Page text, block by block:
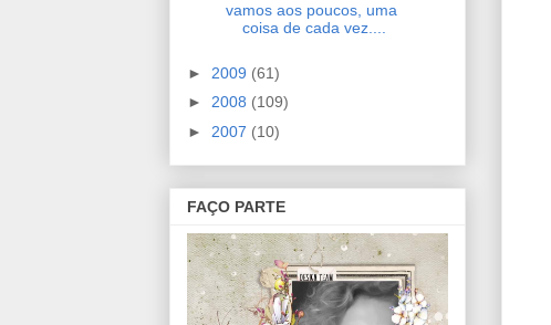
vamos aos poucos, uma
coisa de cada vez....
► 2009 (61)
► 2008 (109)
► 2007 (10)
FAÇO PARTE